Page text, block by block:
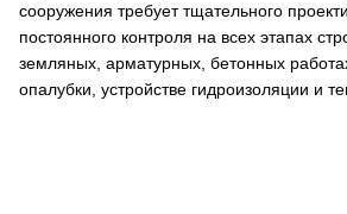
сооружения требует тщательного
постоянного контроля на всех этапах
земляных, арматурных, бетонных
опалубки, устройстве гидроизоляции и